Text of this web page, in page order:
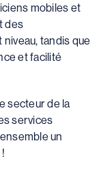
mobiles et
des
tandis que
et facilité
secteur de la
services
un